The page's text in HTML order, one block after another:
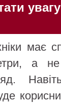
має
а